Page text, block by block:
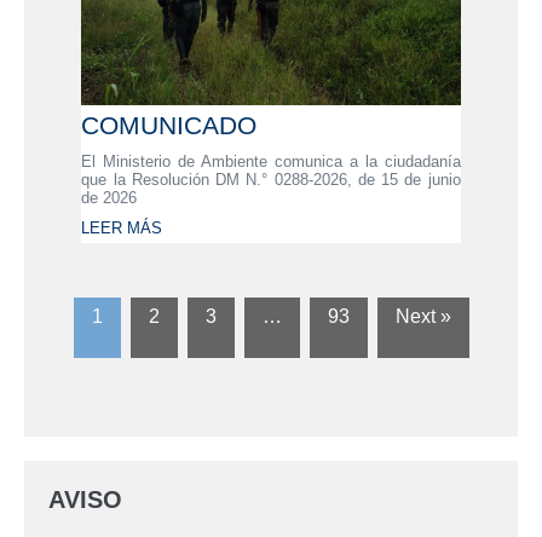
COMUNICADO
El Ministerio de Ambiente comunica a la ciudadanía
que la Resolución DM N.° 0288-2026, de 15 de junio
de 2026
LEER MÁS
1 2 3 … 93 Next »
AVISO